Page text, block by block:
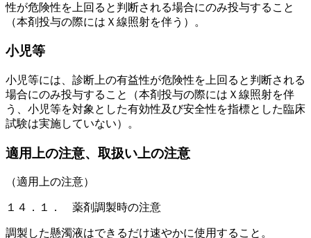
性が危険性を上回ると判断される場合にのみ投与すること
（本剤投与の際にはＸ線照射を伴う）。
小児等
小児等には、診断上の有益性が危険性を上回ると判断される
場合にのみ投与すること（本剤投与の際にはＸ線照射を伴
う、小児等を対象とした有効性及び安全性を指標とした臨床
試験は実施していない）。
適用上の注意、取扱い上の注意
（適用上の注意）
１４．１． 薬剤調製時の注意
調製した懸濁液はできるだけ速やかに使用すること。